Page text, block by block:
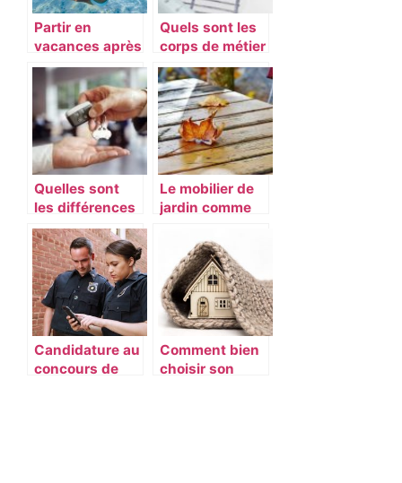
Partir en
vacances après
de longs mois
de travail
Quels sont les
corps de métier
obligatoire pour
construire sa
maison ?
Quelles sont
les différences
entre LLD et
LOA ?
Le mobilier de
jardin comme
de votre
interieur
Candidature au
concours de
Comment bien
choisir son